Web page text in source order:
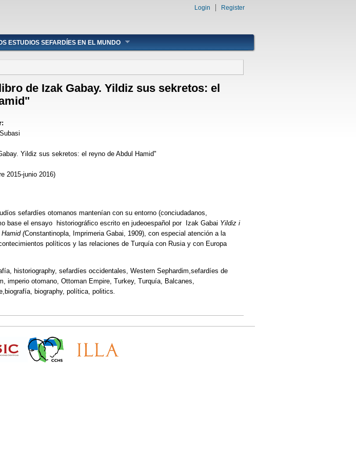
Login Register
ESTUDIOS SEFARDÍES EN EL MUNDO
de Izak Gabay. Yildiz sus sekretos: el
Yildiz sus sekretos: el reyno de Abdul Hamid"
2015-junio 2016)
sefardíes otomanos mantenían con su entorno (conciudadanos,
base el ensayo historiográfico escrito en judeoespañol por Izak Gabai Yildiz i
(Constantinopla, Imprimeria Gabai, 1909), con especial atención a la
políticos y las relaciones de Turquía con Rusia y con Europa
historiography, sefardíes occidentales, Western Sephardim,sefardíes de
imperio otomano, Ottoman Empire, Turkey, Turquía, Balcanes,
biography, política, politics